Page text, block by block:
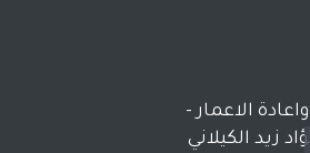
الاعمار -
زيد الكيلاني